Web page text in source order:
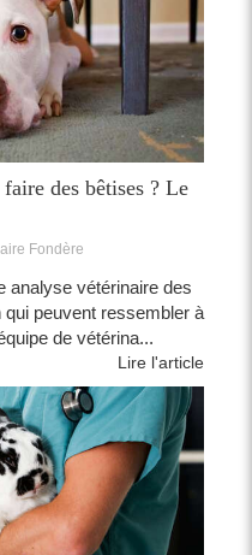
des bêtises ? Le
Fondère
analyse vétérinaire des
peuvent ressembler à
de vétérina...
Lire l'article